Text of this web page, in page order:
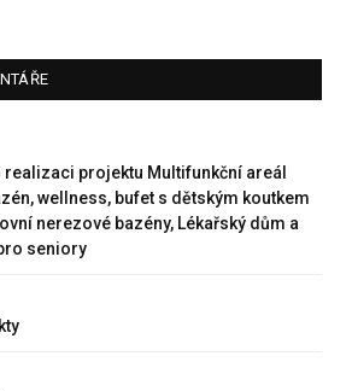
realizaci projektu Multifunkční areál
wellness, bufet s dětským koutkem
nerezové bazény, Lékařský dům a
seniory